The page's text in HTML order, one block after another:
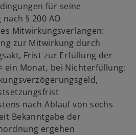
für seine
§ 200 AO
Mitwirkungsverlangen:
zur Mitwirkung durch
Frist zur Erfüllung der
ein Monat, bei Nichterfüllung:
nach Ablauf von sechs
Bekanntgabe der
ergehen